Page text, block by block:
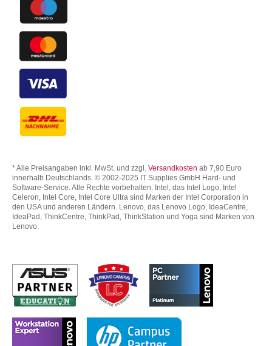
* Alle Preisangaben inkl. MwSt. und zzgl. Versandkosten ab 7,90 Euro
innerhalb Deutschlands. © 2002-2025 IT Supplies GmbH Hard- und
Software-Service. Alle Rechte vorbehalten. Intel, das Intel Logo, Intel
Celeron, Intel Core, Intel Core Ultra sind Marken der Intel Corporation in
den USA und anderen Ländern. Lenovo, das Lenovo Logo, IdeaCentre,
IdeaPad, ThinkCentre, ThinkPad, ThinkStation und Yoga sind Marken von
Lenovo.